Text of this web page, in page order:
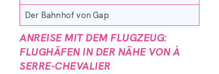
Der Bahnhof von Gap
ANREISE MIT DEM FLUGZEUG:
FLUGHÄFEN IN DER NÄHE VON À
SERRE-CHEVALIER